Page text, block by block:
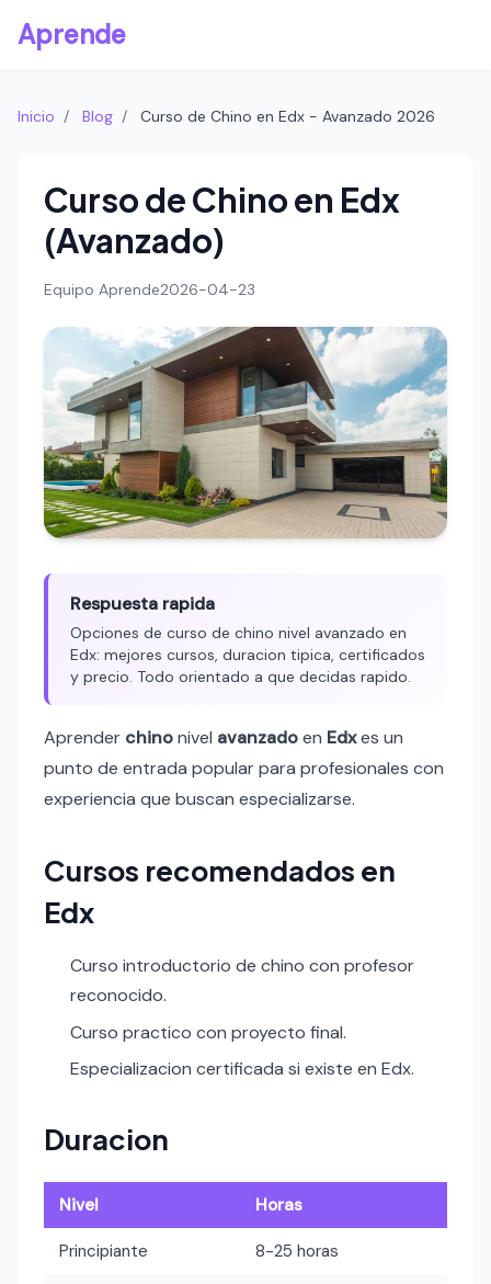
Aprende
Inicio / Blog / Curso de Chino en Edx - Avanzado 2026
Curso de Chino en Edx
(Avanzado)
Equipo Aprende2026-04-23
Respuesta rapida
Opciones de curso de chino nivel avanzado en
Edx: mejores cursos, duracion tipica, certificados
y precio. Todo orientado a que decidas rapido.
Aprender chinonivel avanzadoen Edxes un
punto de entrada popular para profesionales con
experiencia que buscan especializarse.
Cursos recomendados en
Edx
Curso introductorio de chino con profesor
reconocido.
Curso practico con proyecto final.
Especializacion certificada si existe en Edx.
Duracion
Nivel Horas
Principiante 8-25 horas